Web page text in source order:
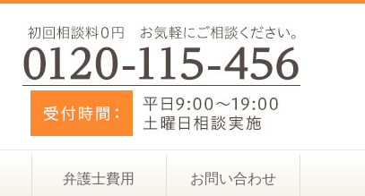
弁護士費用 お問い合わせ